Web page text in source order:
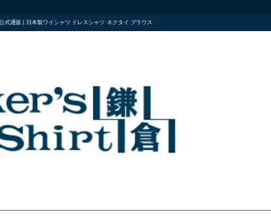
式通販 | 日本製ワイシャツ ドレスシャツ ネクタイ ブラウス